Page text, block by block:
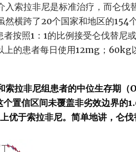
入索拉非尼是标准治疗，而仑伐
然横跨了20个国家和地区的154
按照1：1的比例接受仑伐替尼
的患者每日使用12mg；60kg
索拉非尼组患者的中位生存期
置信区间未覆盖非劣效边界的
优于索拉非尼。简单地讲，仑伐